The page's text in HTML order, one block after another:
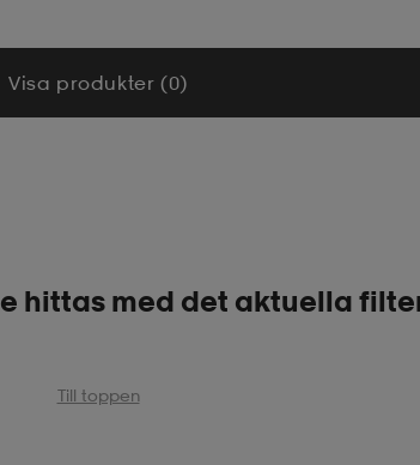
Visa produkter (0)
hittas med det aktuella
Till toppen